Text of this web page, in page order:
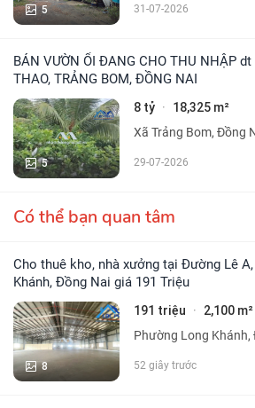
5 31-07-2026
BÁN VƯỜN ỔI ĐANG CHO THU NHẬP dt 18.325m² tại SÔNG
THAO, TRẢNG BOM, ĐỒNG NAI
5
8 tỷ · 18,325 m²
Xã Trảng Bom, Đồng
29-07-2026
Có thể bạn quan tâm
Cho thuê kho, nhà xưởng tại Đường Lê A, Xã Suối Tre, Tp Long
Khánh, Đồng Nai giá 191 Triệu
8
191 triệu · 2,100 m²
Phường Long Khánh,
52 giây trước